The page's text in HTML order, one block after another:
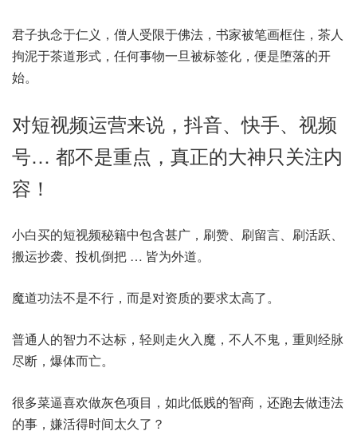
君子执念于仁义，僧人受限于佛法，书家被笔画框住，茶人
拘泥于茶道形式，任何事物一旦被标签化，便是堕落的开
始。
对短视频运营来说，抖音、快手、视频
号… 都不是重点，真正的大神只关注内
容！
小白买的短视频秘籍中包含甚广，刷赞、刷留言、刷活跃、
搬运抄袭、投机倒把 … 皆为外道。
魔道功法不是不行，而是对资质的要求太高了。
普通人的智力不达标，轻则走火入魔，不人不鬼，重则经脉
尽断，爆体而亡。
很多菜逼喜欢做灰色项目，如此低贱的智商，还跑去做违法
的事，嫌活得时间太久了？